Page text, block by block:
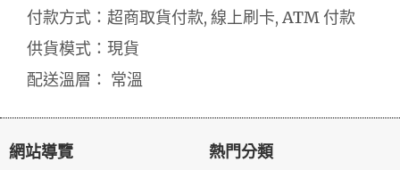
付款方式：超商取貨付款, 線上刷卡, ATM 付款
供貨模式：現貨
配送溫層： 常溫
網站導覽 熱門分類